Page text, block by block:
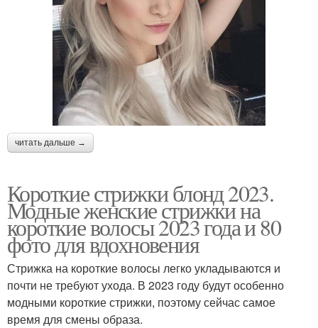
читать дальше →
Короткие стрижки блонд 2023.
Модные женские стрижки на
короткие волосы 2023 года и 80
фото для вдохновения
Стрижка на короткие волосы легко укладываются и
почти не требуют ухода. В 2023 году будут особенно
модными короткие стрижки, поэтому сейчас самое
время для смены образа.